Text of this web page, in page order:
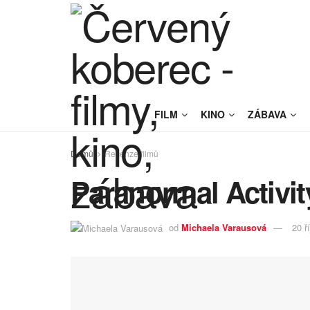
FILM KINO ZÁBAVA
Domů Recenze filmů
Paranormal
od Michaela Varausová 20